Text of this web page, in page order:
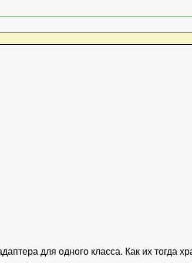
для одного класса. Как их тогда